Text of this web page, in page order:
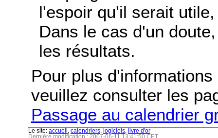
l'espoir qu'il serait
Dans le cas d'un
les résultats.
Pour plus
veuillez consulter les
Passage au calendrier
Le site: accueil calendriers logiciels
livre d'or
Dernière modification : 2007-06-11 13:41:50 CET